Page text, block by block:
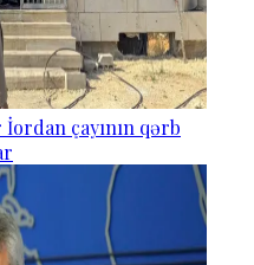
çayının qərb